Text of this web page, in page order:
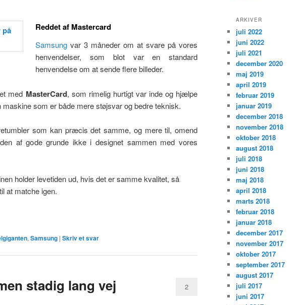
Reddet af Mastercard
Samsung var 3 måneder om at svare på vores
henvendelser, som blot var en standard
henvendelse om at sende flere billeder.
med MasterCard, som rimelig hurtigt var inde og hjælpe
som er både mere støjsvar og bedre teknisk.
som kan præcis det samme, og mere til, omend
af gode grunde ikke i designet sammen med vores
holder levetiden ud, hvis det er samme kvalitet, så
at matche igen.
, Samsung | Skriv et svar
stadig lang vej 2
ARKIVER
juli 2022
juni 2022
juli 2021
december 2020
maj 2019
april 2019
februar 2019
januar 2019
december 2018
november 2018
oktober 2018
august 2018
juli 2018
juni 2018
maj 2018
april 2018
marts 2018
februar 2018
januar 2018
december 2017
november 2017
oktober 2017
september 2017
august 2017
juli 2017
juni 2017